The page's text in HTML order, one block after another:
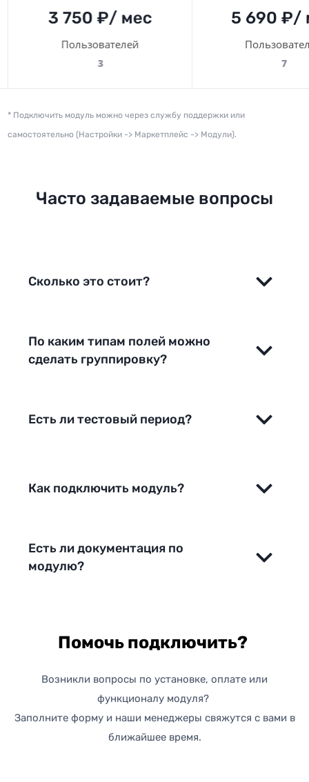
3 750 ₽/ мес
Пользователей
3
5 690 ₽/
7
* Подключить модуль можно через службу поддержки или
самостоятельно (Настройки -> Маркетплейс -> Модули).
Часто задаваемые вопросы
Сколько это стоит?
По каким типам полей можно
сделать группировку?
Есть ли тестовый период?
Как подключить модуль?
Есть ли документация по
модулю?
Помочь подключить?
Возникли вопросы по установке, оплате или
функционалу модуля?
Заполните форму и наши менеджеры свяжутся с вами в
ближайшее время.